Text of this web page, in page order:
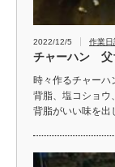
2022/12/5 作業
チャーハン 父
時々作るチャーハ
背脂、塩コショウ
背脂がいい味を出